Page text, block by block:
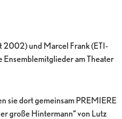
2002) und Marcel Frank (ETI-
am Theater
sie dort gemeinsam PREMIERE
große Hintermann“ von Lutz